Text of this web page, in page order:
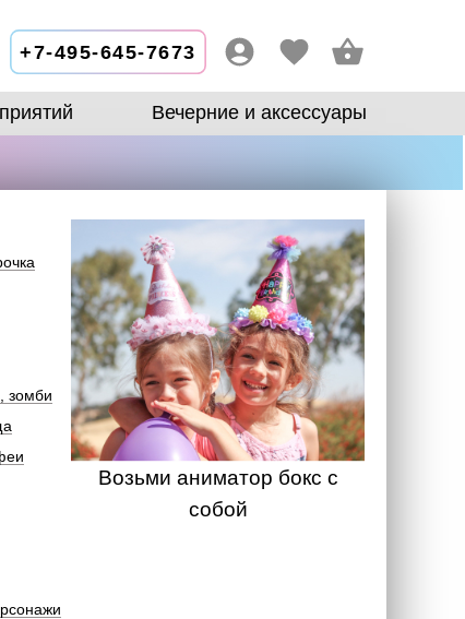
+7-495-645-7673
Вечерние и аксессуары
зомби
Возьми аниматор бокс с
собой